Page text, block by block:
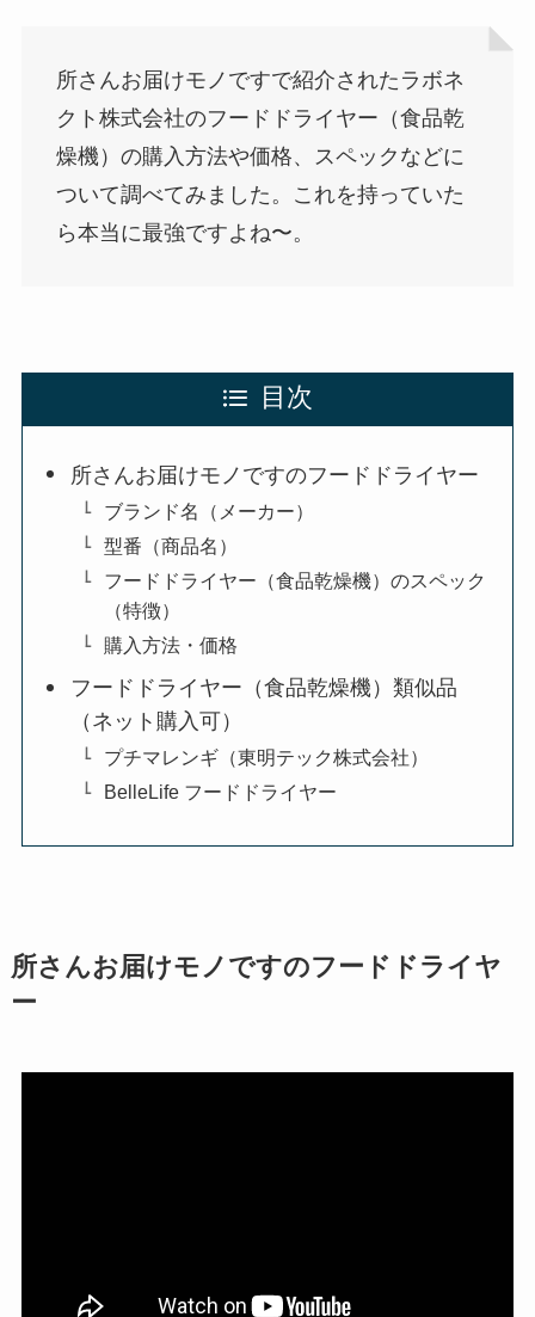
所さんお届けモノですで紹介されたラボネ
クト株式会社のフードドライヤー（食品乾
燥機）の購入方法や価格、スペックなどに
ついて調べてみました。これを持っていた
ら本当に最強ですよね〜。
目次
所さんお届けモノですのフードドライヤー
ブランド名（メーカー）
型番（商品名）
フードドライヤー（食品乾燥機）のスペック
（特徴）
購入方法・価格
フードドライヤー（食品乾燥機）類似品
（ネット購入可）
プチマレンギ（東明テック株式会社）
BelleLife フードドライヤー
所さんお届けモノですのフードドライヤ
ー